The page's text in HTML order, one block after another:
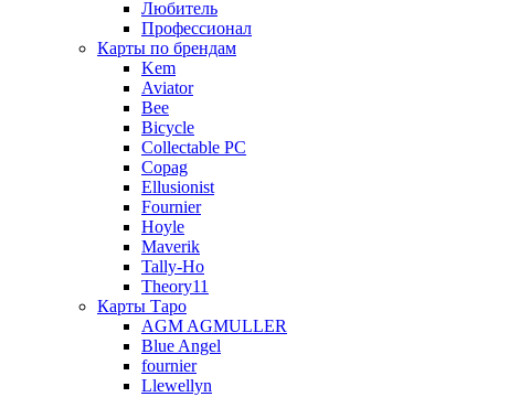
Любитель
Профессионал
Карты по брендам
Kem
Aviator
Bee
Bicycle
Collectable PC
Copag
Ellusionist
Fournier
Hoyle
Maverik
Tally-Ho
Theory11
Карты Таро
AGM AGMULLER
Blue Angel
fournier
Llewellyn